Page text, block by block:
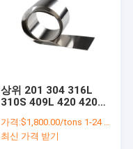
상위 201 304 316L
310S 409L 420 420
스틸 코일 BA 표면
가격:$1,800.00/tons 1-24 tons
최신 가격 받기